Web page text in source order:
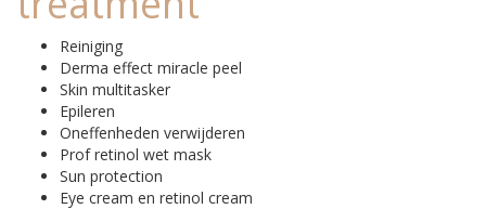
Reiniging
Derma effect miracle peel
Skin multitasker
Epileren
Oneffenheden verwijderen
Prof retinol wet mask
Sun protection
Eye cream en retinol cream